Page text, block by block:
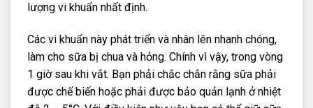
lượng vi khuẩn nhất định.
Các vi khuẩn này phát triển và nhân lên nhanh chóng,
làm cho sữa bị chua và hỏng. Chính vì vậy, trong vòng
1 giờ sau khi vắt. Bạn phải chắc chắn rằng sữa phải
được chế biến hoặc phải được bảo quản lạnh ở nhiệt